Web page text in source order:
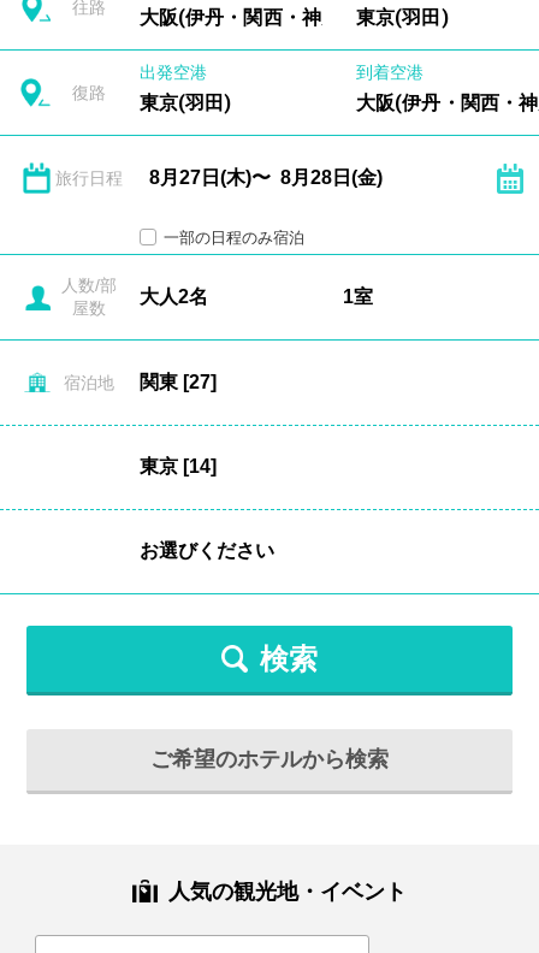
往路 大阪(伊丹・関西・神戸) 東京(羽田)
復路
出発空港
東京(羽田)
到着空港
大阪(伊丹・関西・
旅行日程
一部の日程のみ宿泊
人数/部
屋数
宿泊地
検索
ご希望のホテルから検索
人気の観光地・イベント